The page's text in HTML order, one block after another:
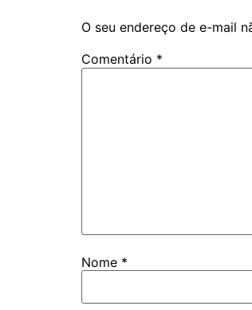
O seu endereço de e-mail
Comentário *
Nome *